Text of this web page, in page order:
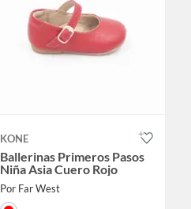
KONE
Ballerinas Primeros Pasos
Niña Asia Cuero Rojo
Por Far West